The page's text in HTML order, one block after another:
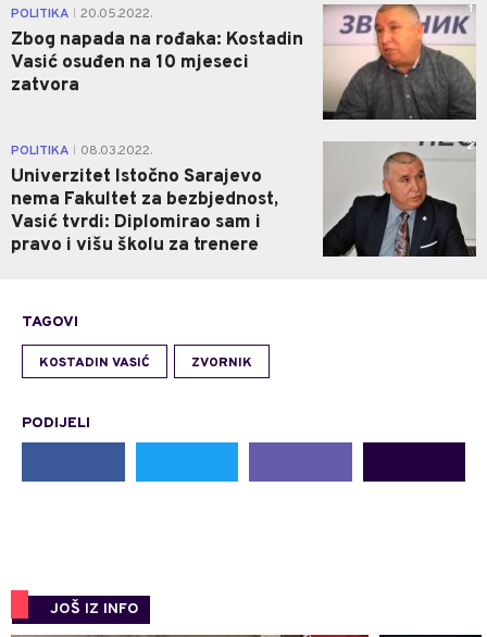
POLITIKA 20.05.2022.
Zbog napada na rođaka: Kostadin
Vasić osuđen na 10 mjeseci
zatvora
1
POLITIKA 08.03.2022.
Univerzitet Istočno Sarajevo
nema Fakultet za bezbjednost,
Vasić tvrdi: Diplomirao sam i
pravo i višu školu za trenere
2
TAGOVI
KOSTADIN VASIĆ ZVORNIK
PODIJELI
JOŠ IZ INFO